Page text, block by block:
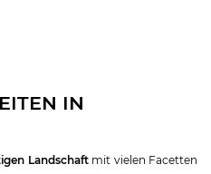
IN
Landschaftmit vielen Facetten